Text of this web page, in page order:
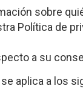
sobre
Política de
a su
aplica a los